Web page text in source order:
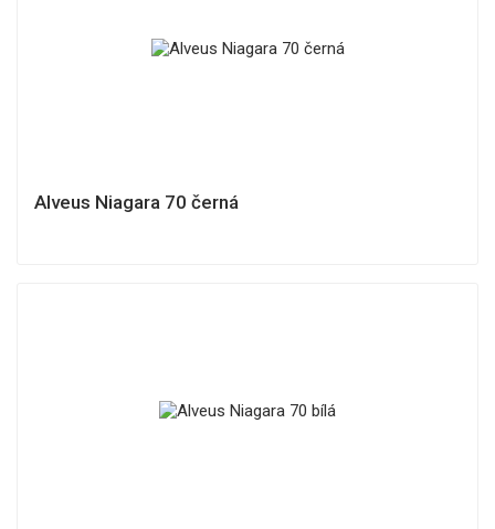
Alveus Niagara 70 černá